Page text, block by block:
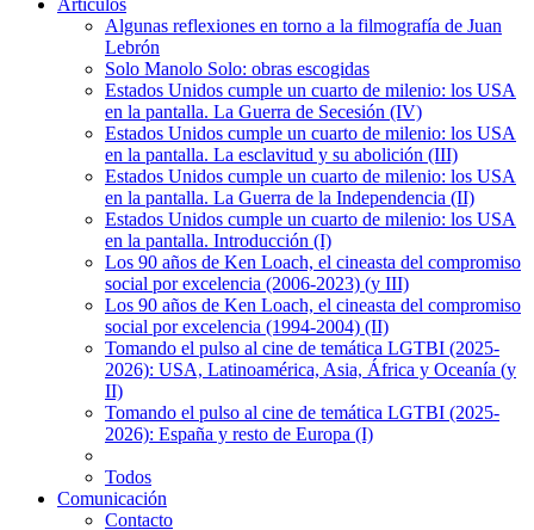
Articulos
Algunas reflexiones en torno a la filmografía de Juan
Lebrón
Solo Manolo Solo: obras escogidas
Estados Unidos cumple un cuarto de milenio: los USA
en la pantalla. La Guerra de Secesión (IV)
Estados Unidos cumple un cuarto de milenio: los USA
en la pantalla. La esclavitud y su abolición (III)
Estados Unidos cumple un cuarto de milenio: los USA
en la pantalla. La Guerra de la Independencia (II)
Estados Unidos cumple un cuarto de milenio: los USA
en la pantalla. Introducción (I)
Los 90 años de Ken Loach, el cineasta del compromiso
social por excelencia (2006-2023) (y III)
Los 90 años de Ken Loach, el cineasta del compromiso
social por excelencia (1994-2004) (II)
Tomando el pulso al cine de temática LGTBI (2025-
2026): USA, Latinoamérica, Asia, África y Oceanía (y
II)
Tomando el pulso al cine de temática LGTBI (2025-
2026): España y resto de Europa (I)
Todos
Comunicación
Contacto